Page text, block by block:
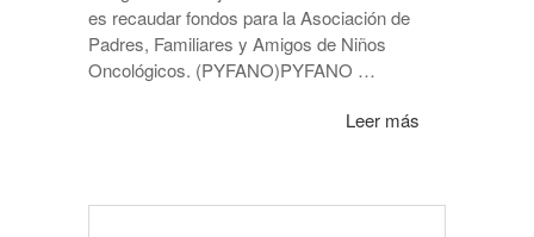
es recaudar fondos para la Asociación de
Padres, Familiares y Amigos de Niños
Oncológicos. (PYFANO)PYFANO …
Leer más